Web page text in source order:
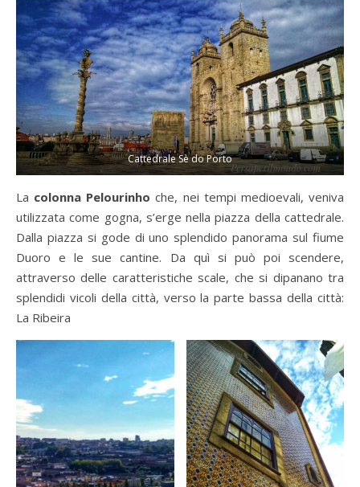
Cattedrale Sè do Porto
La colonna Pelourinho che, nei tempi medioevali, veniva
utilizzata come gogna, s’erge nella piazza della cattedrale.
Dalla piazza si gode di uno splendido panorama sul fiume
Duoro e le sue cantine. Da quì si può poi scendere,
attraverso delle caratteristiche scale, che si dipanano tra
splendidi vicoli della città, verso la parte bassa della città:
La Ribeira